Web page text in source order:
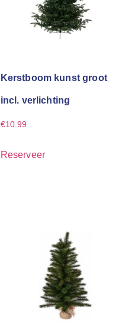
Kerstboom kunst groot
incl. verlichting
€10.99
Reserveer